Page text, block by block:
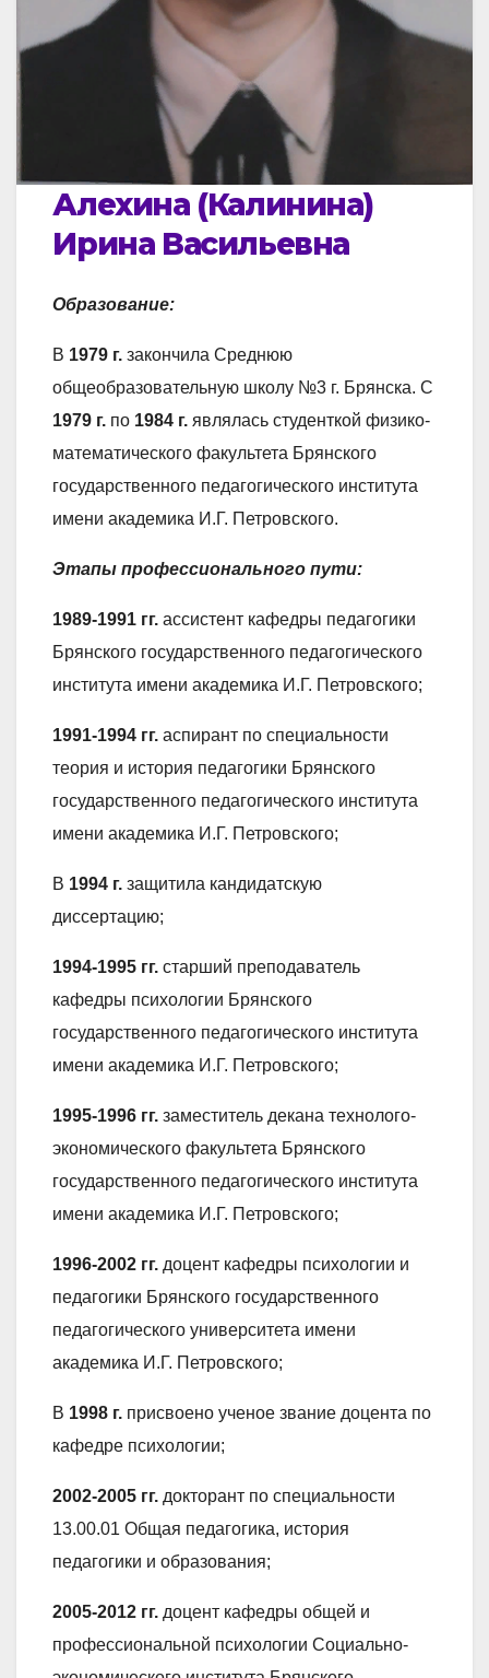
Алехина (Калинина)
Ирина Васильевна
Образование:
В 1979 г. закончила Среднюю
общеобразовательную школу №3 г. Брянска. С
1979 г. по 1984 г. являлась студенткой физико-
математического факультета Брянского
государственного педагогического института
имени академика И.Г. Петровского.
Этапы профессионального пути:
1989-1991 гг. ассистент кафедры педагогики
Брянского государственного педагогического
института имени академика И.Г. Петровского;
1991-1994 гг. аспирант по специальности
теория и история педагогики Брянского
государственного педагогического института
имени академика И.Г. Петровского;
В 1994 г. защитила кандидатскую
диссертацию;
1994-1995 гг. старший преподаватель
кафедры психологии Брянского
государственного педагогического института
имени академика И.Г. Петровского;
1995-1996 гг. заместитель декана технолого-
экономического факультета Брянского
государственного педагогического института
имени академика И.Г. Петровского;
1996-2002 гг. доцент кафедры психологии и
педагогики Брянского государственного
педагогического университета имени
академика И.Г. Петровского;
В 1998 г. присвоено ученое звание доцента по
кафедре психологии;
2002-2005 гг. докторант по специальности
13.00.01 Общая педагогика, история
педагогики и образования;
2005-2012 гг. доцент кафедры общей и
профессиональной психологии Социально-